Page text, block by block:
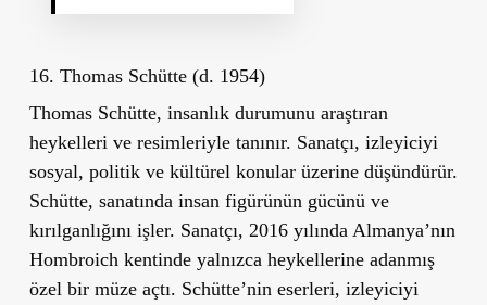
16. Thomas Schütte (d. 1954)
Thomas Schütte, insanlık durumunu araştıran
heykelleri ve resimleriyle tanınır. Sanatçı, izleyiciyi
sosyal, politik ve kültürel konular üzerine düşündürür.
Schütte, sanatında insan figürünün gücünü ve
kırılganlığını işler. Sanatçı, 2016 yılında Almanya’nın
Hombroich kentinde yalnızca heykellerine adanmış
özel bir müze açtı. Schütte’nin eserleri, izleyiciyi